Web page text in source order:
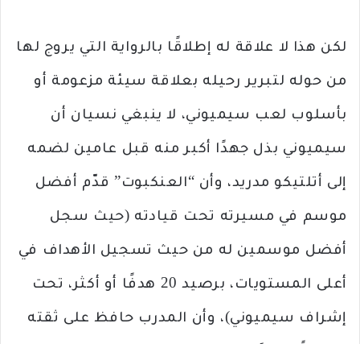
لكن هذا لا علاقة له إطلاقًا بالرواية التي يروج لها
من حوله لتبرير رحيله بعلاقة سيئة مزعومة أو
بأسلوب لعب سيميوني، لا ينبغي نسيان أن
سيميوني بذل جهدًا أكبر منه قبل عامين لضمه
إلى أتلتيكو مدريد، وأن “العنكبوت” قدّم أفضل
موسم في مسيرته تحت قيادته (حيث سجل
أفضل موسمين له من حيث تسجيل الأهداف في
أعلى المستويات، برصيد 20 هدفًا أو أكثر، تحت
إشراف سيميوني)، وأن المدرب حافظ على ثقته